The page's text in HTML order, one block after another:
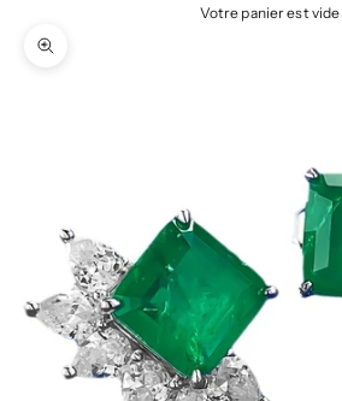
Votre panier est vide
Zoomer sur l'image